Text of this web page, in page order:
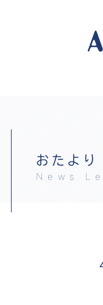
おたより
News